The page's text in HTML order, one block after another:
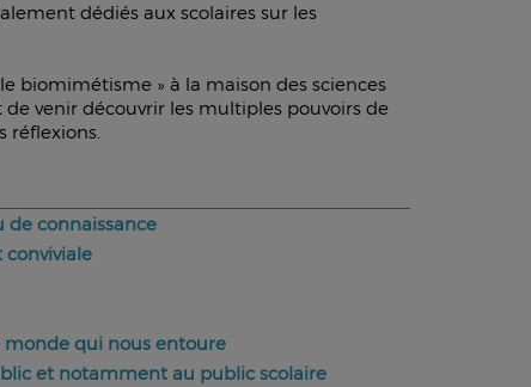
dédiés aux scolaires sur les
biomimétisme » à la maison des sciences
venir découvrir les multiples pouvoirs de
réflexions.
de connaissance
conviviale
monde qui nous entoure
et notamment au public scolaire